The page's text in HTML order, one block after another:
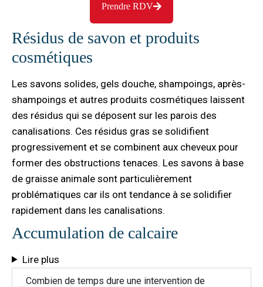
Prendre RDV
Résidus de savon et produits
cosmétiques
Les savons solides, gels douche, shampoings, après-
shampoings et autres produits cosmétiques laissent
des résidus qui se déposent sur les parois des
canalisations. Ces résidus gras se solidifient
progressivement et se combinent aux cheveux pour
former des obstructions tenaces. Les savons à base
de graisse animale sont particulièrement
problématiques car ils ont tendance à se solidifier
rapidement dans les canalisations.
Accumulation de calcaire
Lire plus
Combien de temps dure une intervention de